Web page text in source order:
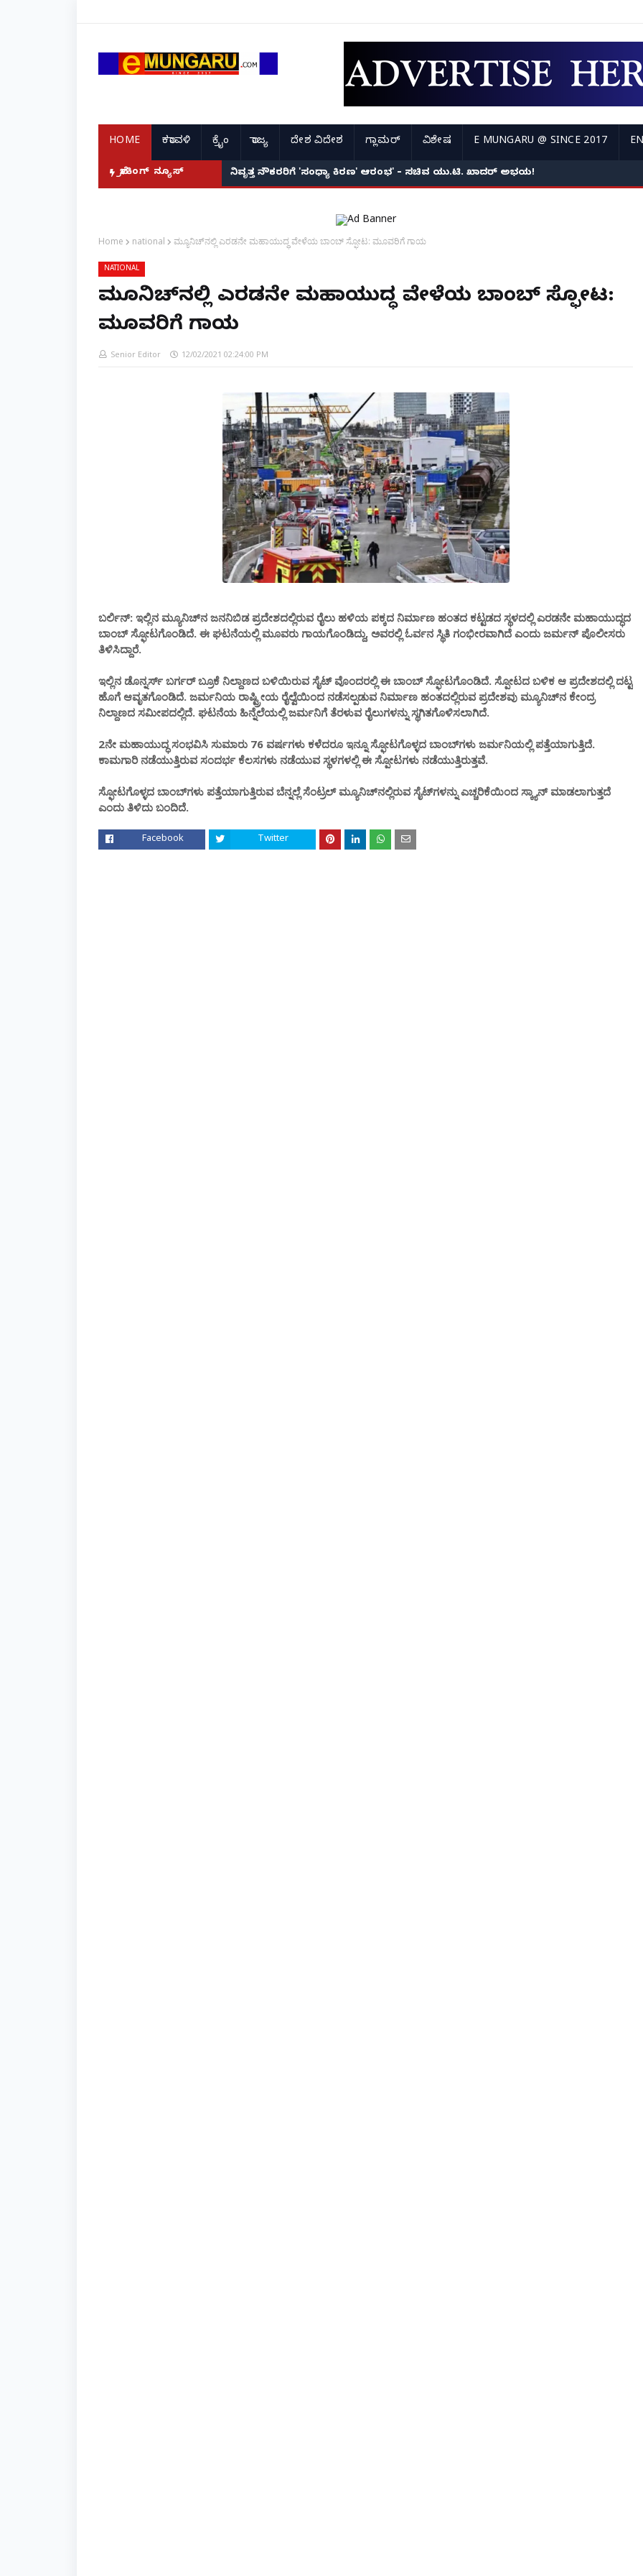
HOME ಕರಾವಳಿ ಕ್ರೈಂ ರಾಜ್ಯ ದೇಶ ವಿದೇಶ ಗ್ಲಾಮರ್ ವಿಶೇಷ E MUNGARU @ SINCE 2017
ಬ್ರೇಕಿಂಗ್ ನ್ಯೂಸ್
ಬಾಕ್ಸ್ ಆಫೀಸ್ ಸವಾಲುಗಳು ಹೀಗಿವೆ! ನಿವೃತ್ತ ನೌಕರರಿಗೆ 'ಸಂಧ್ಯಾ ಕಿರಣ' ಆರಂಭ' – ಸಚಿವ ಯು.ಟಿ. ಖಾದರ್ ಅಭಯ!
Home national ಮ್ಯೂನಿಚ್‌ನಲ್ಲಿ ಎರಡನೇ ಮಹಾಯುದ್ಧ ವೇಳೆಯ ಬಾಂಬ್​ ಸ್ಫೋಟ: ಮೂವರಿಗೆ ಗಾಯ
NATIONAL
ಮ್ಯೂನಿಚ್‌ನಲ್ಲಿ ಎರಡನೇ ಮಹಾಯುದ್ಧ ವೇಳೆಯ ಬಾಂಬ್​ ಸ್ಫೋಟ:
ಮೂವರಿಗೆ ಗಾಯ
Senior Editor 12/02/2021 02:24:00 PM
ಬರ್ಲಿನ್: ಇಲ್ಲಿನ ಮ್ಯೂನಿಚ್‌ನ ಜನನಿಬಿಡ ಪ್ರದೇಶದಲ್ಲಿರುವ ರೈಲು ಹಳಿಯ ಪಕ್ಕದ ನಿರ್ಮಾಣ ಹಂತದ ಕಟ್ಟಡದ ಸ್ಥಳದಲ್ಲಿ ಎರಡನೇ ಮಹಾಯುದ್ಧದ
ಬಾಂಬ್ ಸ್ಫೋಟಗೊಂಡಿದೆ. ಈ ಘಟನೆಯಲ್ಲಿ ಮೂವರು ಗಾಯಗೊಂಡಿದ್ದು,‌ ಅವರಲ್ಲಿ ಓರ್ವನ ಸ್ಥಿತಿ ಗಂಭೀರವಾಗಿದೆ ಎಂದು ಜರ್ಮನ್ ಪೊಲೀಸರು
ತಿಳಿಸಿದ್ದಾರೆ.
ಇಲ್ಲಿನ ಡೊನ್ನರ್ಸ್‌ ಬರ್ಗರ್ ಬ್ರೂಕೆ ನಿಲ್ದಾಣದ ಬಳಿಯಿರುವ ಸೈಟ್​​ ವೊಂದರಲ್ಲಿ ಈ ಬಾಂಬ್ ಸ್ಫೋಟಗೊಂಡಿದೆ. ಸ್ಪೋಟದ ಬಳಿಕ ಆ ಪ್ರದೇಶದಲ್ಲಿ ದಟ್ಟ
ಹೊಗೆ ಆವೃತಗೊಂಡಿದೆ. ಜರ್ಮನಿಯ ರಾಷ್ಟ್ರೀಯ ರೈಲ್ವೆಯಿಂದ ನಡೆಸಲ್ಪಡುವ ನಿರ್ಮಾಣ ಹಂತದಲ್ಲಿರುವ ಪ್ರದೇಶವು ಮ್ಯೂನಿಚ್‌ನ ಕೇಂದ್ರ
ನಿಲ್ದಾಣದ ಸಮೀಪದಲ್ಲಿದೆ. ಘಟನೆಯ ಹಿನ್ನೆಲೆಯಲ್ಲಿ ಜರ್ಮನಿಗೆ ತೆರಳುವ ರೈಲುಗಳನ್ನು ಸ್ಥಗಿತಗೊಳಿಸಲಾಗಿದೆ.
2ನೇ ಮಹಾಯುದ್ಧ ಸಂಭವಿಸಿ ಸುಮಾರು 76 ವರ್ಷಗಳು ಕಳೆದರೂ ಇನ್ನೂ ಸ್ಫೋಟಗೊಳ್ಳದ ಬಾಂಬ್​ಗಳು ಜರ್ಮನಿಯಲ್ಲಿ ಪತ್ತೆಯಾಗುತ್ತಿದೆ.
ಕಾಮಗಾರಿ ನಡೆಯುತ್ತಿರುವ ಸಂದರ್ಭ ಕೆಲಸಗಳು ನಡೆಯುವ ಸ್ಥಳಗಳಲ್ಲಿ ಈ ಸ್ಪೋಟಗಳು ನಡೆಯುತ್ತಿರುತ್ತವೆ.
ಸ್ಫೋಟಗೊಳ್ಳದ ಬಾಂಬ್​ಗಳು ಪತ್ತೆಯಾಗುತ್ತಿರುವ ಬೆನ್ನಲ್ಲೆ ಸೆಂಟ್ರಲ್ ಮ್ಯೂನಿಚ್‌ನಲ್ಲಿರುವ ಸೈಟ್‌ಗಳನ್ನು ಎಚ್ಚರಿಕೆಯಿಂದ ಸ್ಕ್ಯಾನ್ ಮಾಡಲಾಗುತ್ತದೆ
ಎಂದು ತಿಳಿದು ಬಂದಿದೆ.
Facebook Twitter